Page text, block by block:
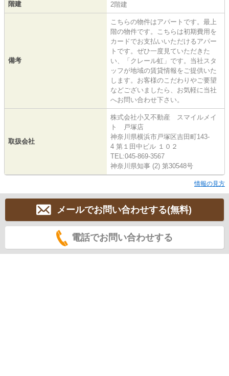
階建 2階建
備考
こちらの物件はアパートです。最上
階の物件です。こちらは初期費用を
カードでお支払いいただけるアパー
トです。ぜひ一度見ていただきた
い、「クレール虹」です。当社スタ
ッフが地域の賃貸情報をご提供いた
します。お客様のこだわりやご要望
などございましたら、お気軽に当社
へお問い合わせ下さい。
取扱会社
株式会社小又不動産 スマイルメイ
ト 戸塚店
神奈川県横浜市戸塚区吉田町143-
4 第１田中ビル １０２
TEL:045-869-3567
神奈川県知事 (2) 第30548号
情報の見方
メールでお問い合わせする(無料)
電話でお問い合わせする